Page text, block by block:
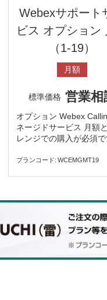
Webexサポート
ビス オプション
（1-19）
月額
標準価格 営業相
オプション Webex
ネージドサービス 月額
レンジでの購入が必須
プランコード WCEMGMT19